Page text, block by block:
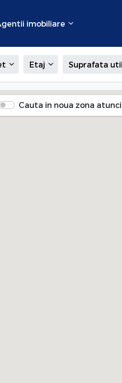
imobiliare
Etaj Suprafata
in Bucuresti
Cauta in noua zona